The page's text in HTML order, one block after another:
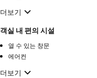
더보기
객실 내 편의 시설
열 수 있는 창문
에어컨
더보기